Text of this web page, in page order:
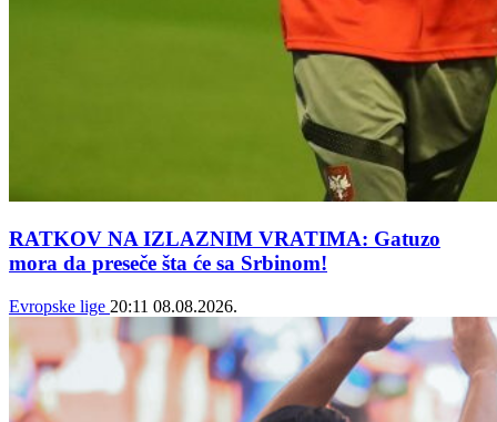
RATKOV NA IZLAZNIM VRATIMA: Gatuzo
mora da preseče šta će sa Srbinom!
Evropske lige 20:11 08.08.2026.